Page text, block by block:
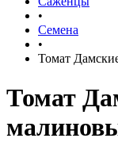
•
Семена
•
Томат
Томат